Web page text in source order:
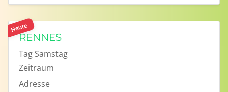
Heute
RENNES
Tag Samstag
Zeitraum
Adresse